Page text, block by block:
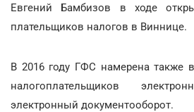
Евгений Бамбизов в ходе
плательщиков налогов в Виннице.
В 2016 году ГФС намерена также
налогоплательщиков
электронный документооборот.